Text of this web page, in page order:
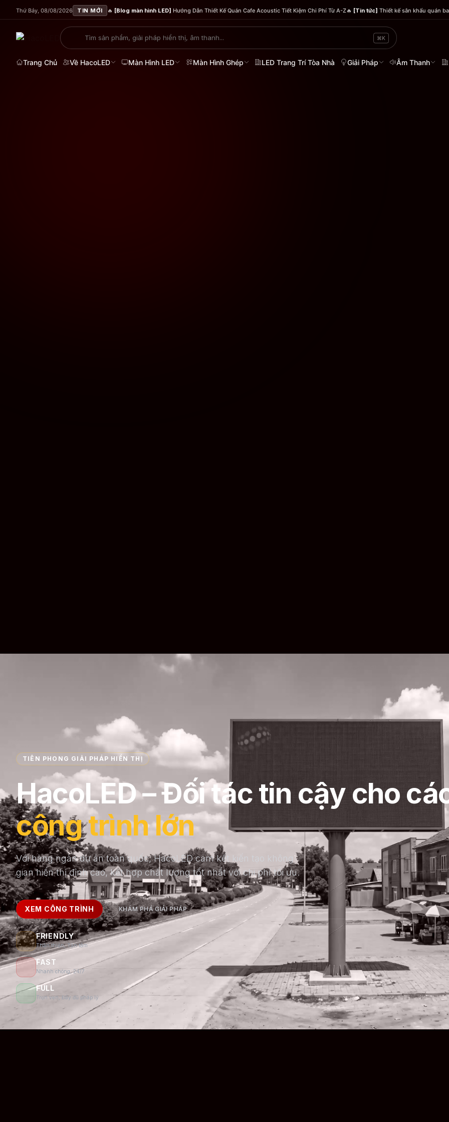
Thứ Bảy, 08/08/2026 TIN MỚI 🔥 [Blog màn hình LED] Hướng Dẫn Thiết Kế Quán Cafe Acoustic Tiết Kiệm Chi Phí Từ A-Z🔥 [Tin tức] Thiết kế sân khấu quán
⌘K
Trang Chủ Về HacoLED Màn Hình LED Màn Hình Ghép LED Trang Trí Tòa Nhà Giải Pháp Âm Thanh
TIÊN PHONG GIẢI PHÁP HIỂN THỊ
HacoLED – Đối tác tin cậy cho
công trình lớn
Với hàng ngàn dự án toàn quốc, HacoLED cam kết kiến tạo không
gian hiển thị đỉnh cao, kết hợp chất lượng tốt nhất với chi phí tối ưu.
XEM CÔNG TRÌNH KHÁM PHÁ GIẢI PHÁP
FRIENDLY
Thân thiện, Tận tâm
FAST
Nhanh chóng, 24/7
FULL
Trọn vẹn, Đầy đủ pháp lý
Nhận giải pháp & báo giá
công trong 3 phút
Bạn đang lên kế hoạch cho dự án LED, LCD, âm